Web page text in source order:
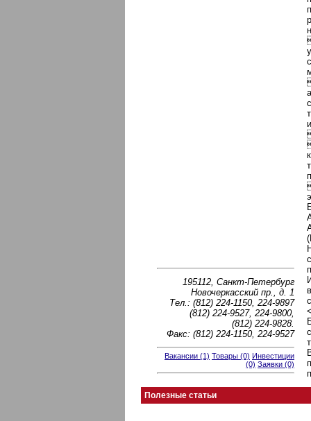
195112, Санкт-Петербург
Новочеркасский пр., д. 1
Тел.: (812) 224-1150, 224-9897
(812) 224-9527, 224-9800,
(812) 224-9828.
Факс: (812) 224-1150, 224-9527
Вакансии (1) Товары (0) Инвестиции
(0) Заявки (0)
Полезные статьи